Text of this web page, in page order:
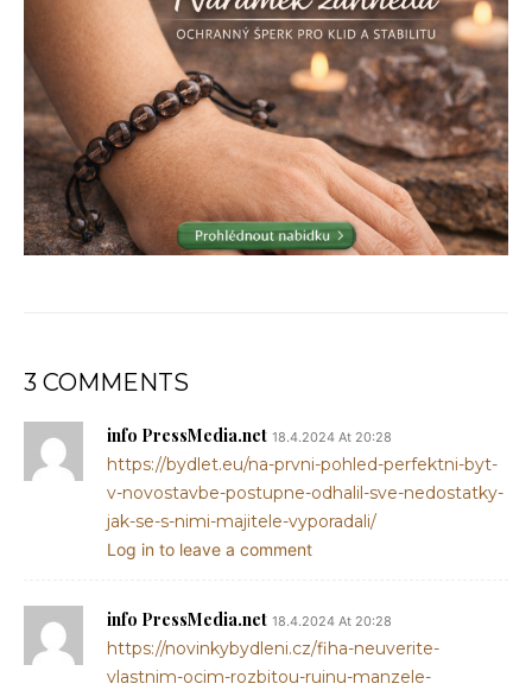
3 COMMENTS
info PressMedia.net 18.4.2024 At 20:28
https://bydlet.eu/na-prvni-pohled-perfektni-byt-
v-novostavbe-postupne-odhalil-sve-nedostatky-
jak-se-s-nimi-majitele-vyporadali/
Log in to leave a comment
info PressMedia.net 18.4.2024 At 20:28
https://novinkybydleni.cz/fiha-neuverite-
vlastnim-ocim-rozbitou-ruinu-manzele-